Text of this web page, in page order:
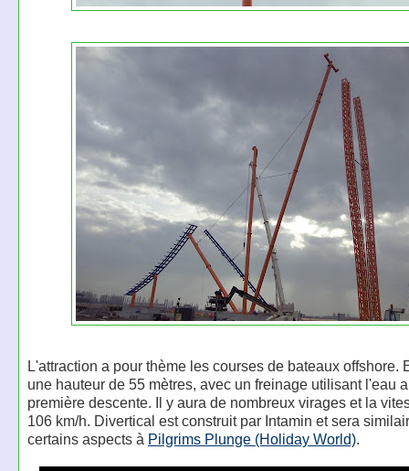
L'attraction a pour thème les courses de bateaux offshore.
une hauteur de 55 mètres, avec un freinage utilisant l'eau
première descente. Il y aura de nombreux virages et la
106 km/h. Divertical est construit par Intamin et sera
certains aspects à Pilgrims Plunge (Holiday World).